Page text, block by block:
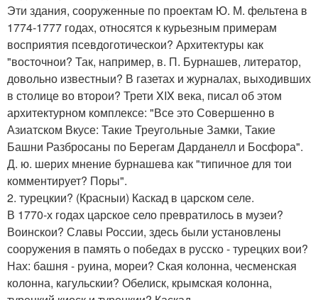
Эти здания, сооруженные по проектам Ю. М. фельтена в
1774-1777 годах, относятся к курьезным примерам
восприятия псевдоготическои? Архитектуры как
"восточнои? Так, например, в. П. Бурнашев, литератор,
довольно известныи? В газетах и журналах, выходивших
в столице во второи? Трети XIX века, писал об этом
архитектурном комплексе: "Все это Совершенно в
Азиатском Вкусе: Такие Треугольные Замки, Такие
Башни Разбросаны по Берегам Дарданелл и Босфора".
Д. ю. шерих мнение бурнашева как "типичное для тои
комментирует? Поры".
2. турецкии? (Красныи) Каскад в царском селе.
В 1770-х годах царское село превратилось в музеи?
Воинскои? Славы России, здесь были установлены
сооружения в память о победах в русско - турецких вои?
Нах: башня - руина, мореи? Ская колонна, чесменская
колонна, кагульскии? Обелиск, крымская колонна,